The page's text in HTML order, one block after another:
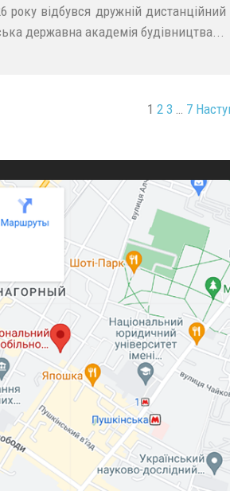
року відбувся дружній дистанційний
державна академія будівництва...
1 2 3 7